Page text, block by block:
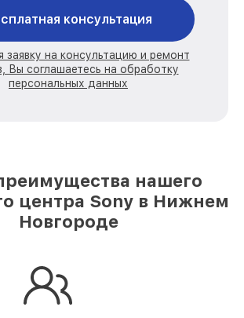
консультация
заявку на консультацию и ремонт
Вы соглашаетесь на обработку
персональных данных
нашего
центра Sony в Нижнем
Новгороде